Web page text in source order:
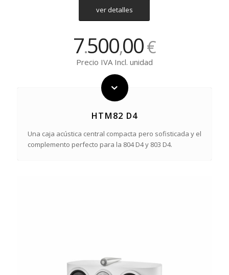
ver detalles
7.500,00€
Precio IVA Incl. unidad
HTM82 D4
Una caja acústica central compacta pero sofisticada y el
complemento perfecto para la 804 D4 y 803 D4.